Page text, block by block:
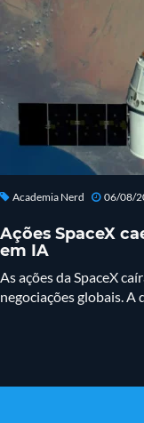
Academia Nerd 06/08/
Ações SpaceX
em IA
As ações da SpaceX
negociações globais. A